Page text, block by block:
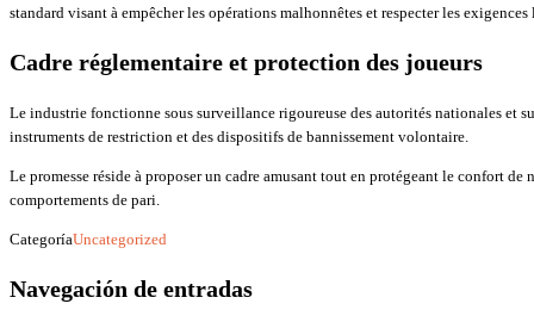
standard visant à empêcher les opérations malhonnêtes et respecter les exigences
Cadre réglementaire et protection des joueurs
Le industrie fonctionne sous surveillance rigoureuse des autorités nationales et
instruments de restriction et des dispositifs de bannissement volontaire.
Le promesse réside à proposer un cadre amusant tout en protégeant le confort
comportements de pari.
CategoríaUncategorized
Navegación de entradas